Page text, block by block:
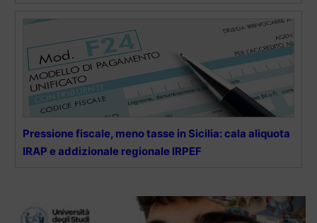
Pressione fiscale, meno tasse in Sicilia: cala aliquota
IRAP e addizionale regionale IRPEF